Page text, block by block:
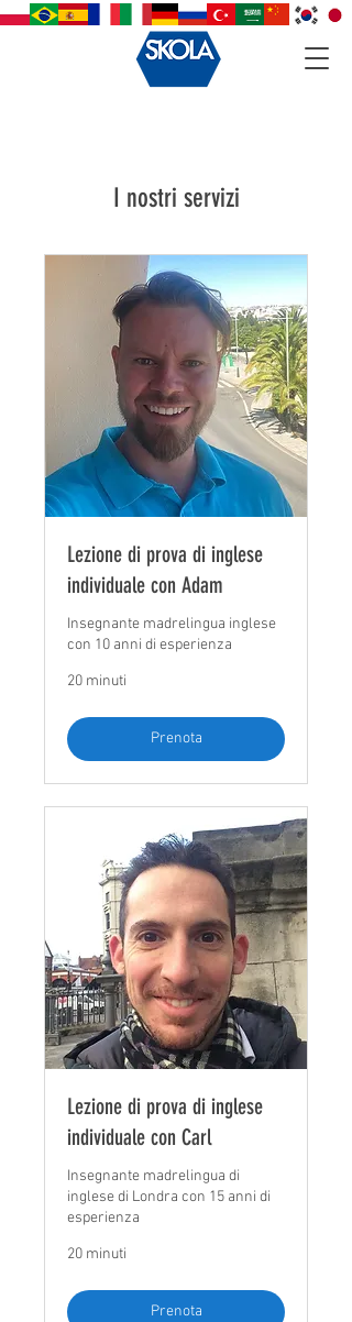
I nostri servizi
Lezione di prova di inglese
individuale con Adam
Insegnante madrelingua inglese
con 10 anni di esperienza
20 minuti
Prenota
Lezione di prova di inglese
individuale con Carl
Insegnante madrelingua di
inglese di Londra con 15 anni di
esperienza
20 minuti
Prenota